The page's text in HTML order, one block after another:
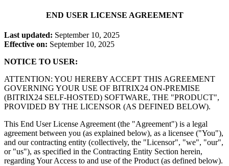
END USER LICENSE AGREEMENT
Last updated: September 10, 2025
Effective on: September 10, 2025
NOTICE TO USER:
ATTENTION: YOU HEREBY ACCEPT THIS AGREEMENT
GOVERNING YOUR USE OF BITRIX24 ON-PREMISE
(BITRIX24 SELF-HOSTED) SOFTWARE, THE "PRODUCT",
PROVIDED BY THE LICENSOR (AS DEFINED BELOW).
This End User License Agreement (the "Agreement") is a legal
agreement between you (as explained below), as a licensee ("You"),
and our contracting entity (collectively, the "Licensor", "we", "our",
or "us"), as specified in the Contracting Entity Section herein,
regarding Your Access to and use of the Product (as defined below).